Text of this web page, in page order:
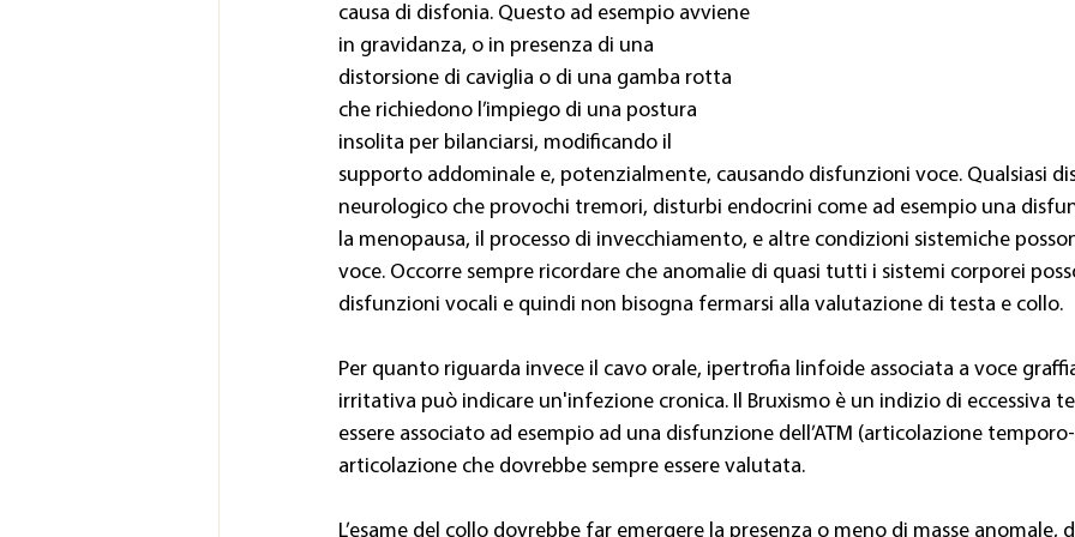
causa di disfonia. Questo ad esempio avviene
in gravidanza, o in presenza di una
distorsione di caviglia o di una gamba rotta
che richiedono l’impiego di una postura
insolita per bilanciarsi, modificando il
supporto addominale e, potenzialmente, causando disfunzioni voce. Qualsiasi
neurologico che provochi tremori, disturbi endocrini come ad esempio una
la menopausa, il processo di invecchiamento, e altre condizioni sistemiche
voce. Occorre sempre ricordare che anomalie di quasi tutti i sistemi corporei
disfunzioni vocali e quindi non bisogna fermarsi alla valutazione di testa e collo.
Per quanto riguarda invece il cavo orale, ipertrofia linfoide associata a voce
irritativa può indicare un'infezione cronica. Il Bruxismo è un indizio di eccessiva
essere associato ad esempio ad una disfunzione dell’ATM (articolazione
articolazione che dovrebbe sempre essere valutata.
L’esame del collo dovrebbe far emergere la presenza o meno di masse anomale,